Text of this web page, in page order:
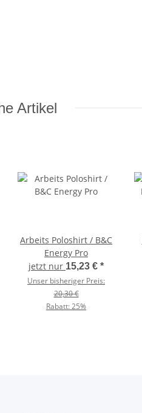
Artikel
Arbeits Poloshirt / B&C
Energy Pro
jetzt nur 15,23 € *
Unser bisheriger Preis:
20,30 €
Rabatt:25%